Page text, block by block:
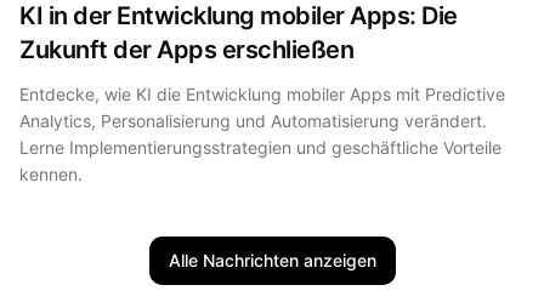
KI in der Entwicklung mobiler Apps: Die
Zukunft der Apps erschließen
Entdecke, wie KI die Entwicklung mobiler Apps mit Predictive
Analytics, Personalisierung und Automatisierung verändert.
Lerne Implementierungsstrategien und geschäftliche Vorteile
kennen.
Alle Nachrichten anzeigen